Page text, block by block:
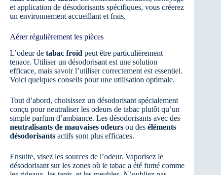
et application de désodorisants spécifiques, vous créerez
un environnement accueillant et frais.
Aérer régulièrement les pièces
L’odeur de tabac froid peut être particulièrement
tenace. Utiliser un désodorisant est une solution
efficace, mais savoir l’utiliser correctement est essentiel.
Voici quelques conseils pour une utilisation optimale.
Tout d’abord, choisissez un désodorisant spécialement
conçu pour neutraliser les odeurs de tabac plutôt qu’un
simple parfum d’ambiance. Les désodorisants avec des
neutralisants de mauvaises odeurs ou des éléments
désodorisants actifs sont plus efficaces.
Ensuite, visez les sources de l’odeur. Vaporisez le
désodorisant sur les zones où le tabac a été fumé comme